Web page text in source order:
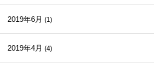
2019年6月 (1)
2019年4月 (4)